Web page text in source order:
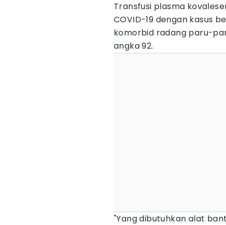
Transfusi plasma
COVID-19 dengan kasus
komorbid radang paru-
angka 92.
"Yang dibutuhkan alat